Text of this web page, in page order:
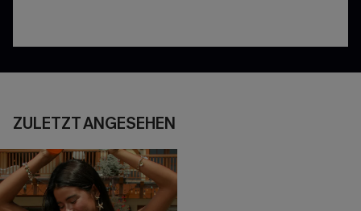
ZULETZT ANGESEHEN